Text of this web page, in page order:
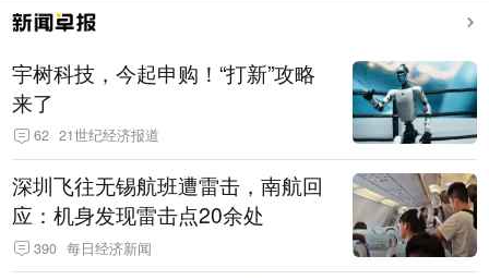
宇树科技，今起申购！“打新”攻略
来了
62 21世纪经济报道
深圳飞往无锡航班遭雷击，南航回
应：机身发现雷击点20余处
390 每日经济新闻